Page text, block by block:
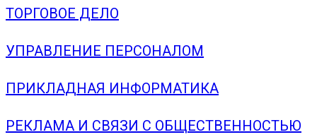
ТОРГОВОЕ ДЕЛО
УПРАВЛЕНИЕ ПЕРСОНАЛОМ
ПРИКЛАДНАЯ ИНФОРМАТИКА
РЕКЛАМА И СВЯЗИ С ОБЩЕСТВЕННОСТЬЮ